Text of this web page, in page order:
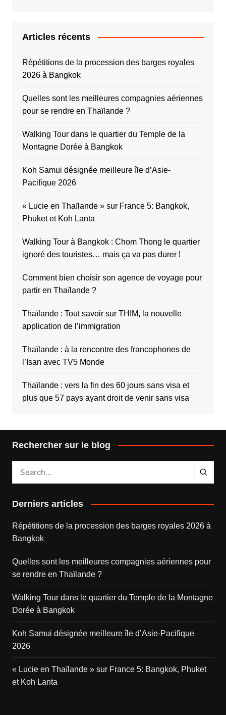
Articles récents
Répétitions de la procession des barges royales
2026 à Bangkok
Quelles sont les meilleures compagnies aériennes
pour se rendre en Thaïlande ?
Walking Tour dans le quartier du Temple de la
Montagne Dorée à Bangkok
Koh Samui désignée meilleure île d’Asie-
Pacifique 2026
« Lucie en Thaïlande » sur France 5: Bangkok,
Phuket et Koh Lanta
Walking Tour à Bangkok : Chom Thong le quartier
ignoré des touristes… mais ça va pas durer !
Comment bien choisir son agence de voyage pour
partir en Thaïlande ?
Thaïlande : Tout savoir sur THIM, la nouvelle
application de l’immigration
Thaïlande : à la rencontre des francophones de
l’Isan avec TV5 Monde
Thaïlande : vers la fin des 60 jours sans visa et
plus que 57 pays ayant droit de venir sans visa
Rechercher sur le blog
Derniers articles
Répétitions de la procession des barges royales 2026 à
Bangkok
Quelles sont les meilleures compagnies aériennes pour
se rendre en Thaïlande ?
Walking Tour dans le quartier du Temple de la Montagne
Dorée à Bangkok
Koh Samui désignée meilleure île d’Asie-Pacifique
2026
« Lucie en Thaïlande » sur France 5: Bangkok, Phuket
et Koh Lanta